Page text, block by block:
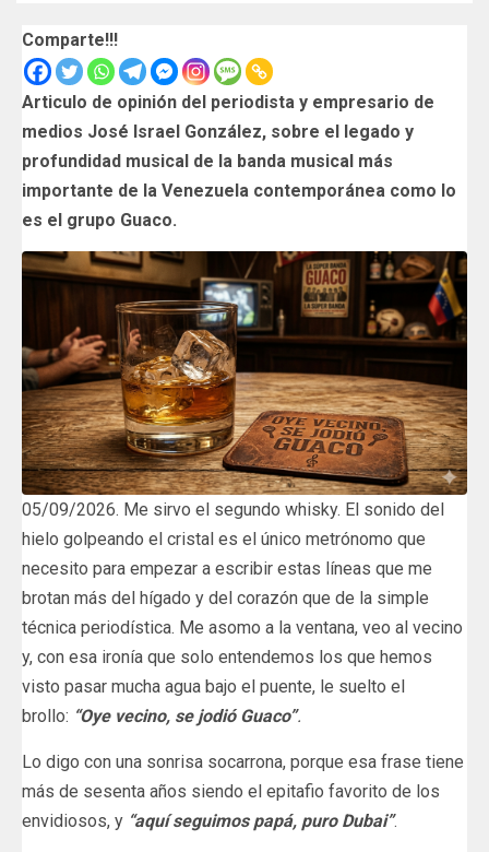
Comparte!!!
Articulo de opinión del periodista y empresario de
medios José Israel González, sobre el legado y
profundidad musical de la banda musical más
importante de la Venezuela contemporánea como lo
es el grupo Guaco.
05/09/2026. Me sirvo el segundo whisky. El sonido del
hielo golpeando el cristal es el único metrónomo que
necesito para empezar a escribir estas líneas que me
brotan más del hígado y del corazón que de la simple
técnica periodística. Me asomo a la ventana, veo al vecino
y, con esa ironía que solo entendemos los que hemos
visto pasar mucha agua bajo el puente, le suelto el
brollo: “Oye vecino, se jodió Guaco”.
Lo digo con una sonrisa socarrona, porque esa frase tiene
más de sesenta años siendo el epitafio favorito de los
envidiosos, y “aquí seguimos papá, puro Dubai”.